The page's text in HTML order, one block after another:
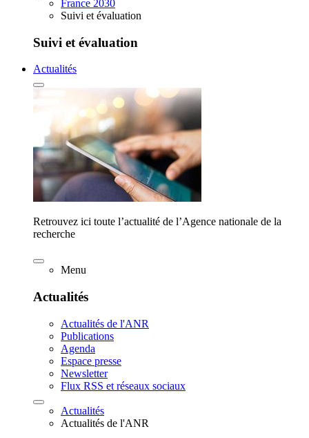
France 2030
Suivi et évaluation
Suivi et évaluation
Actualités
Retrouvez ici toute l’actualité de l’Agence nationale de la
recherche
Menu
Actualités
Actualités de l'ANR
Publications
Agenda
Espace presse
Newsletter
Flux RSS et réseaux sociaux
Actualités
Actualités de l'ANR